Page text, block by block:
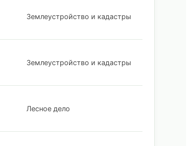
Землеустройство и кадастры
Землеустройство и кадастры
Лесное дело